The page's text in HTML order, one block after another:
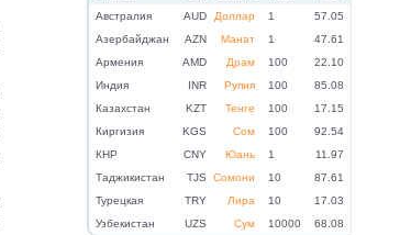
Австралия AUD Доллар 1
57.05
Азербайджан
AZN Манат 1
47.61
Армения
AMD Драм 100
22.10
Индия
INR Рупия 100
85.08
Казахстан
KZT Тенге 100
17.15
Киргизия
KGS Сом 100
92.54
КНР
CNY Юань 1
11.97
Таджикистан
TJS Сомони 10
87.61
Турецкая
TRY Лира 10
17.03
Узбекистан
UZS Сум 10000 68.08